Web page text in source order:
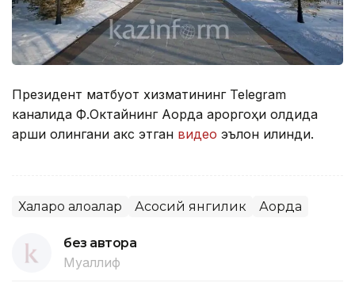
Президент матбуот хизматининг Telegram
каналида Ф.Октайнинг Ақорда қароргоҳи олдида
қарши олингани акс этган видео эълон қилинди.
Халқаро алоқалар Асосий янгилик Ақорда
без автора
Муаллиф